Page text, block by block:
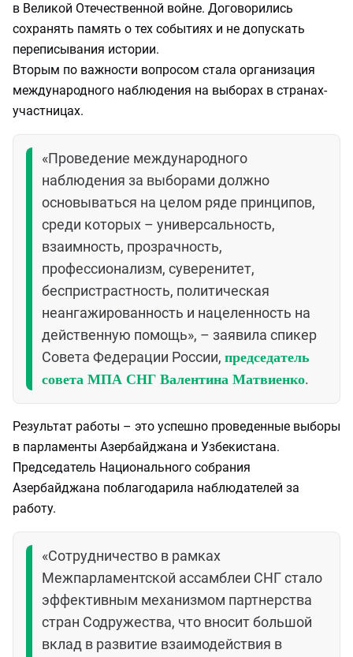
в Великой Отечественной войне. Договорились
сохранять память о тех событиях и не допускать
переписывания истории.
Вторым по важности вопросом стала организация
международного наблюдения на выборах в странах-
участницах.
«Проведение международного
наблюдения за выборами должно
основываться на целом ряде принципов,
среди которых – универсальность,
взаимность, прозрачность,
профессионализм, суверенитет,
беспристрастность, политическая
неангажированность и нацеленность на
действенную помощь», – заявила спикер
Совета Федерации России, председатель
совета МПА СНГ Валентина Матвиенко.
Результат работы – это успешно проведенные выборы
в парламенты Азербайджана и Узбекистана.
Председатель Национального собрания
Азербайджана поблагодарила наблюдателей за
работу.
«Сотрудничество в рамках
Межпарламентской ассамблеи СНГ стало
эффективным механизмом партнерства
стран Содружества, что вносит большой
вклад в развитие взаимодействия в